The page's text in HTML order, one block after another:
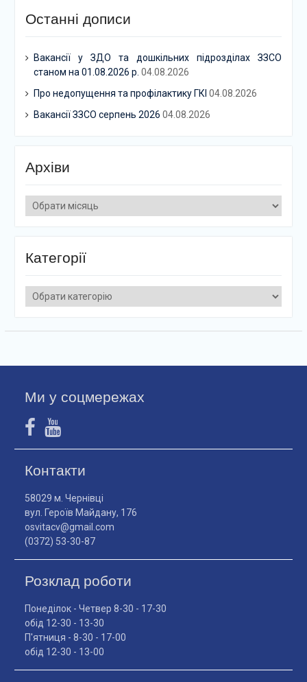
Останні дописи
Вакансії у ЗДО та дошкільних підрозділах ЗЗСО
станом на 01.08.2026 р. 04.08.2026
Про недопущення та профілактику ГКІ 04.08.2026
Вакансії ЗЗСО серпень 2026 04.08.2026
Архіви
Архіви
Категорії
Категорії
Ми у соцмережах
Контакти
58029 м. Чернівці
вул. Героїв Майдану, 176
osvitacv@gmail.com
(0372) 53-30-87
Розклад роботи
Понеділок - Четвер 8-30 - 17-30
обід 12-30 - 13-30
П'ятниця - 8-30 - 17-00
обід 12-30 - 13-00